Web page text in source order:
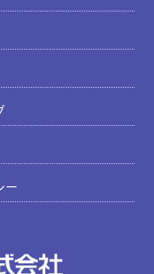
ー